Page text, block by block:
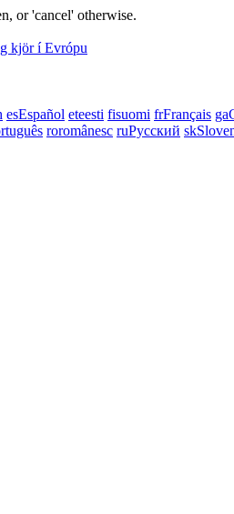
or 'cancel' otherwise.
esEspañol eteesti fisuomi frFrançais ga
roromânesc ruРусский sk